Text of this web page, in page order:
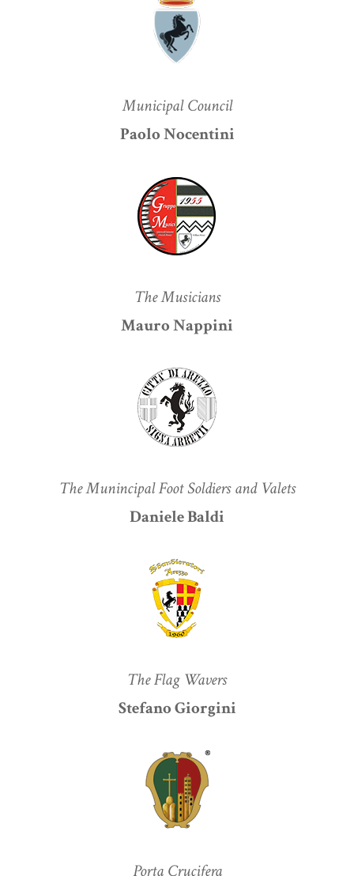
Municipal Council
Paolo Nocentini
The Musicians
Mauro Nappini
The Munincipal Foot Soldiers and Valets
Daniele Baldi
The Flag Wavers
Stefano Giorgini
Porta Crucifera